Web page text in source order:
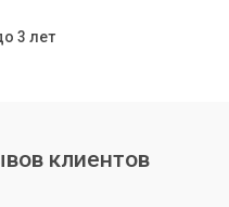
3 лет
клиентов